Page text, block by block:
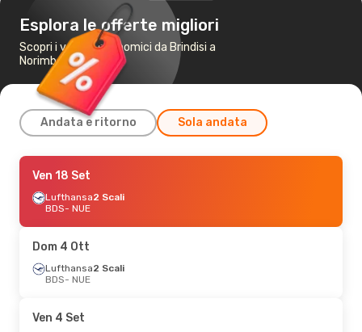
Esplora le offerte migliori
Scopri i voli più economici da Brindisi a
Norimberga
Andata e ritorno Sola andata
Sab 3 Ott- Mar 6 Ott
Lufthansa2 Scali
BDS- NUE
NUE- BDS
Ven 4 Set- Dom 6 Set
Lufthansa
NUE - BDS
Ven 18 Set
Lufthansa2 Scali
BDS- NUE
Dom 4 Ott
Lufthansa2 Scali
BDS- NUE
Ven 4 Set